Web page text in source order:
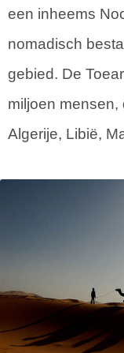
een inheems
nomadisch
gebied. De
miljoen
Algerije, Libië,